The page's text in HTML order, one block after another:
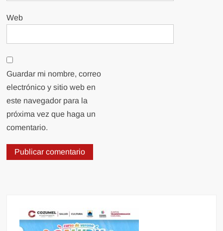
Web
Guardar mi nombre, correo
electrónico y sitio web en
este navegador para la
próxima vez que haga un
comentario.